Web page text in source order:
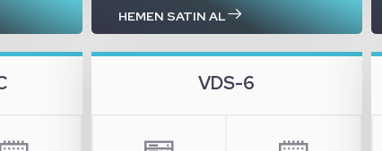
HEMEN SATIN AL
VDS-6